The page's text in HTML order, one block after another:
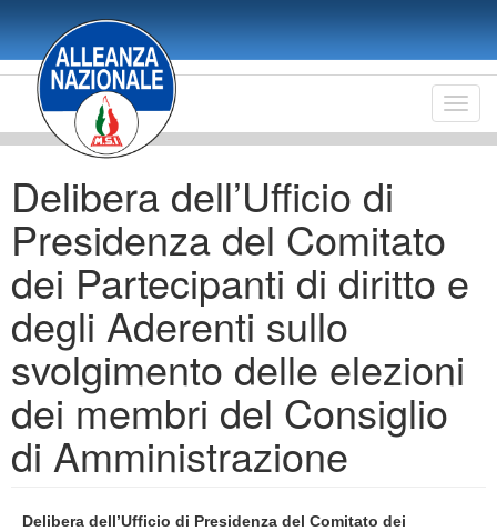
contenuto
principale
Delibera dell’Ufficio di
Presidenza del Comitato
dei Partecipanti di diritto e
degli Aderenti sullo
svolgimento delle elezioni
dei membri del Consiglio
di Amministrazione
Delibera dell’Ufficio di Presidenza del Comitato dei